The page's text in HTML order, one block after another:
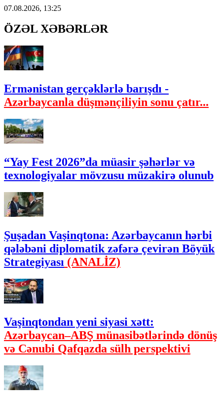
07.08.2026, 13:25
ÖZƏL XƏBƏRLƏR
Ermənistan gerçəklərlə barışdı -
Azərbaycanla düşmənçiliyin sonu çatır...
“Yay Fest 2026”da müasir şəhərlər və
texnologiyalar mövzusu müzakirə olunub
Şuşadan Vaşinqtona: Azərbaycanın hərbi
qələbəni diplomatik zəfərə çevirən Böyük
Strategiyası (ANALİZ)
Vaşinqtondan yeni siyasi xətt:
Azərbaycan–ABŞ münasibətlərində dönüş
və Cənubi Qafqazda sülh perspektivi